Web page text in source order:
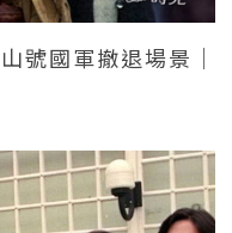
號國軍撤退場景｜